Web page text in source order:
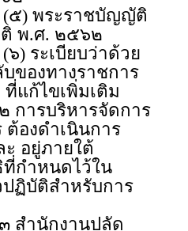
าชบัญญัติ
พ.ศ. ๒๕๖๒
ยบว่าด้วย
ของทางราชการ
แก้ไขเพิ่มเติม
ริหารจัดการ
ต้องดำเนินการ
อยู่ภายใต้
กำหนดไว้ใน
ฏิบัติสำหรับการ
กงานปลัด